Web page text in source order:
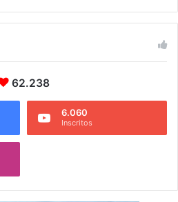
62.238
6.060
Inscritos